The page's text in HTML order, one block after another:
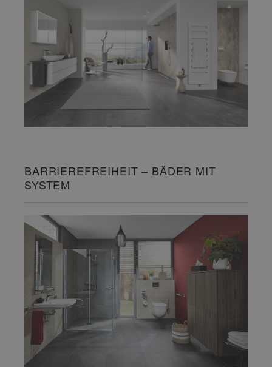
BARRIEREFREIHEIT – BÄDER MIT
SYSTEM